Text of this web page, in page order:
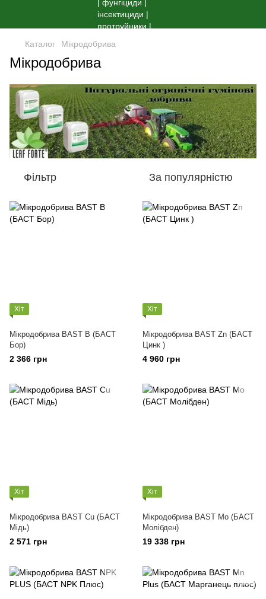
Каталог Мікродобрива
Мікродобрива
Фільтр За популярністю
Хіт
Мікродобрива BAST В (БАСТ
Бор)
2 366 грн
Хіт
Мікродобрива BAST Zn (БАСТ
Цинк )
4 960 грн
Хіт
Мікродобрива BAST Cu (БАСТ
Мідь)
2 571 грн
Хіт
Мікродобрива BAST Мо (БАСТ
Молібден)
19 338 грн